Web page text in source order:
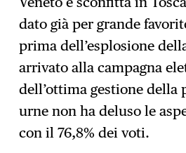
dato già per grande
prima dell’esplosione
arrivato alla campagna
dell’ottima gestione della
urne non ha deluso le
con il 76,8% dei voti.